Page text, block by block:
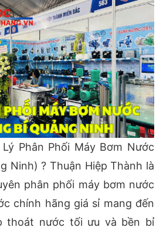
Phân Phối Máy Bơm Nước
Ninh) ? Thuận Hiệp Thành là
phân phối máy bơm nước
chính hãng giá sỉ mang đến
thoát nước tối ưu và bền bỉ